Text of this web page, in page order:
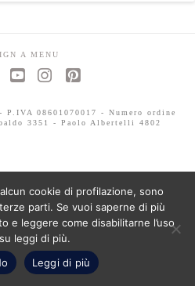
A MENU
08601070017 - Numero ordine
3351 - Paolo Albertelli 4802
cookie di profilazione, sono
parti. Se vuoi saperne di più
e leggere come disabilitarne l’uso
leggi di più.
Leggi di più